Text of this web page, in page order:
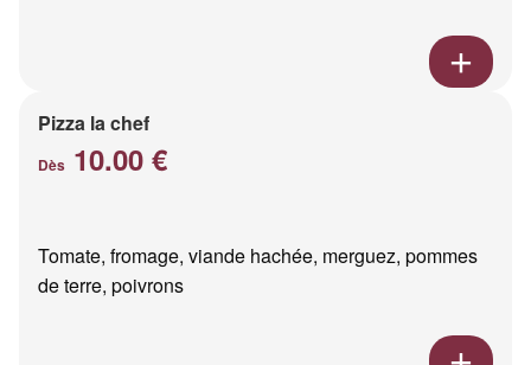
Pizza la chef
Dès 10.00 €
Tomate, fromage, viande hachée, merguez, pommes
de terre, poivrons